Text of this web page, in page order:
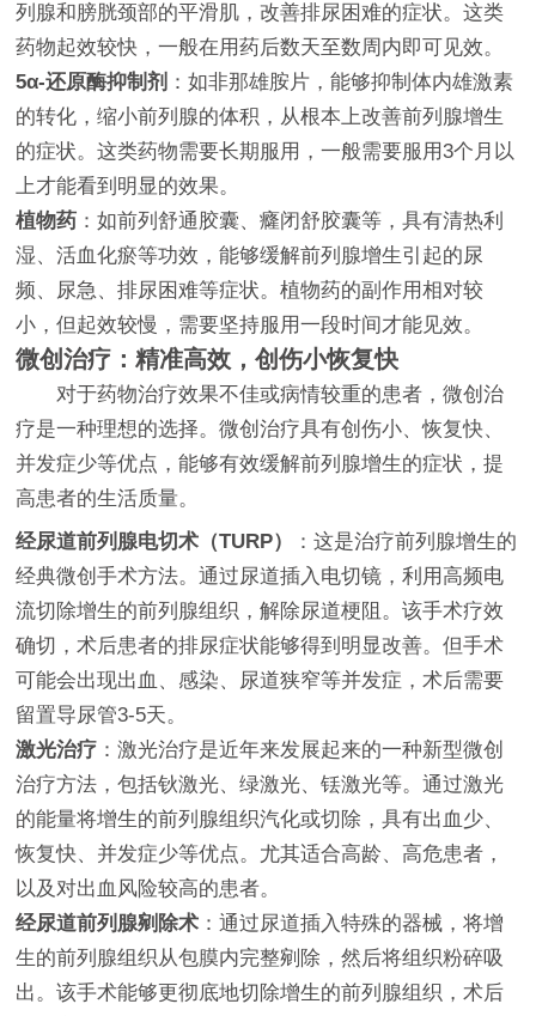
列腺和膀胱颈部的平滑肌，改善排尿困难的症状。这类
药物起效较快，一般在用药后数天至数周内即可见效。
5α-还原酶抑制剂 ：如非那雄胺片，能够抑制体内雄激素
的转化，缩小前列腺的体积，从根本上改善前列腺增生
的症状。这类药物需要长期服用，一般需要服用3个月以
上才能看到明显的效果。
植物药 ：如前列舒通胶囊、癃闭舒胶囊等，具有清热利
湿、活血化瘀等功效，能够缓解前列腺增生引起的尿
频、尿急、排尿困难等症状。植物药的副作用相对较
小，但起效较慢，需要坚持服用一段时间才能见效。
微创治疗：精准高效，创伤小恢复快
对于药物治疗效果不佳或病情较重的患者，微创治
疗是一种理想的选择。微创治疗具有创伤小、恢复快、
并发症少等优点，能够有效缓解前列腺增生的症状，提
高患者的生活质量。
经尿道前列腺电切术（TURP）
：这是治疗前列腺增生的
经典微创手术方法。通过尿道插入电切镜，利用高频电
流切除增生的前列腺组织，解除尿道梗阻。该手术疗效
确切，术后患者的排尿症状能够得到明显改善。但手术
可能会出现出血、感染、尿道狭窄等并发症，术后需要
留置导尿管3-5天。
激光治疗 ：激光治疗是近年来发展起来的一种新型微创
治疗方法，包括钬激光、绿激光、铥激光等。通过激光
的能量将增生的前列腺组织汽化或切除，具有出血少、
恢复快、并发症少等优点。尤其适合高龄、高危患者，
以及对出血风险较高的患者。
经尿道前列腺剜除术 ：通过尿道插入特殊的器械，将增
生的前列腺组织从包膜内完整剜除，然后将组织粉碎吸
出。该手术能够更彻底地切除增生的前列腺组织，术后